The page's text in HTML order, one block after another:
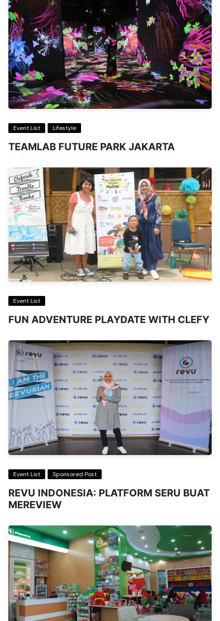
Event List Lifestyle
TEAMLAB FUTURE PARK JAKARTA
Event List
FUN ADVENTURE PLAYDATE WITH CLEFY
Event List Sponsored Post
REVU INDONESIA: PLATFORM SERU BUAT
MEREVIEW